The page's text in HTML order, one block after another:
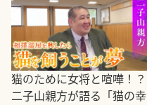
猫のために女将と喧嘩！？
二子山親方が語る「猫の幸